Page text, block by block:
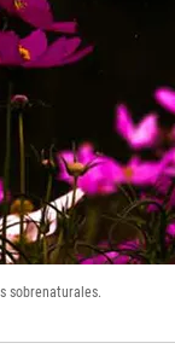
sobrenaturales.